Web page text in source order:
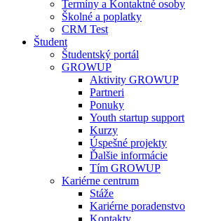
Termíny a Kontaktné osoby
Školné a poplatky
CRM Test
Študent
Študentský portál
GROWUP
Aktivity GROWUP
Partneri
Ponuky
Youth startup support
Kurzy
Úspešné projekty
Ďalšie informácie
Tím GROWUP
Kariérne centrum
Stáže
Kariérne poradenstvo
Kontakty